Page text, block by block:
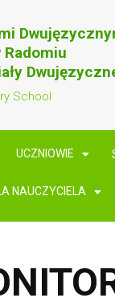
School
UCZNIOWIE
NAUCZYCIELA